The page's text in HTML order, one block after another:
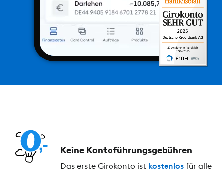
Keine Kontoführungs­gebühren
Das erste Girokonto ist kostenlos für alle